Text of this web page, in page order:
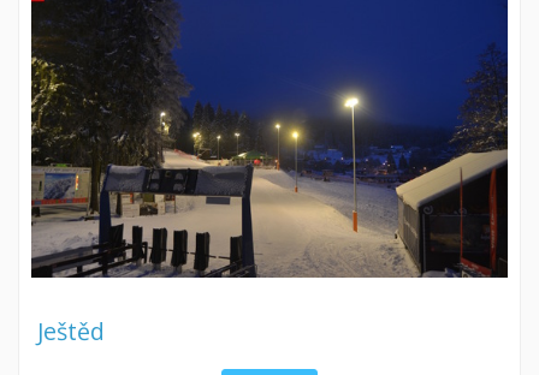
Ještěd